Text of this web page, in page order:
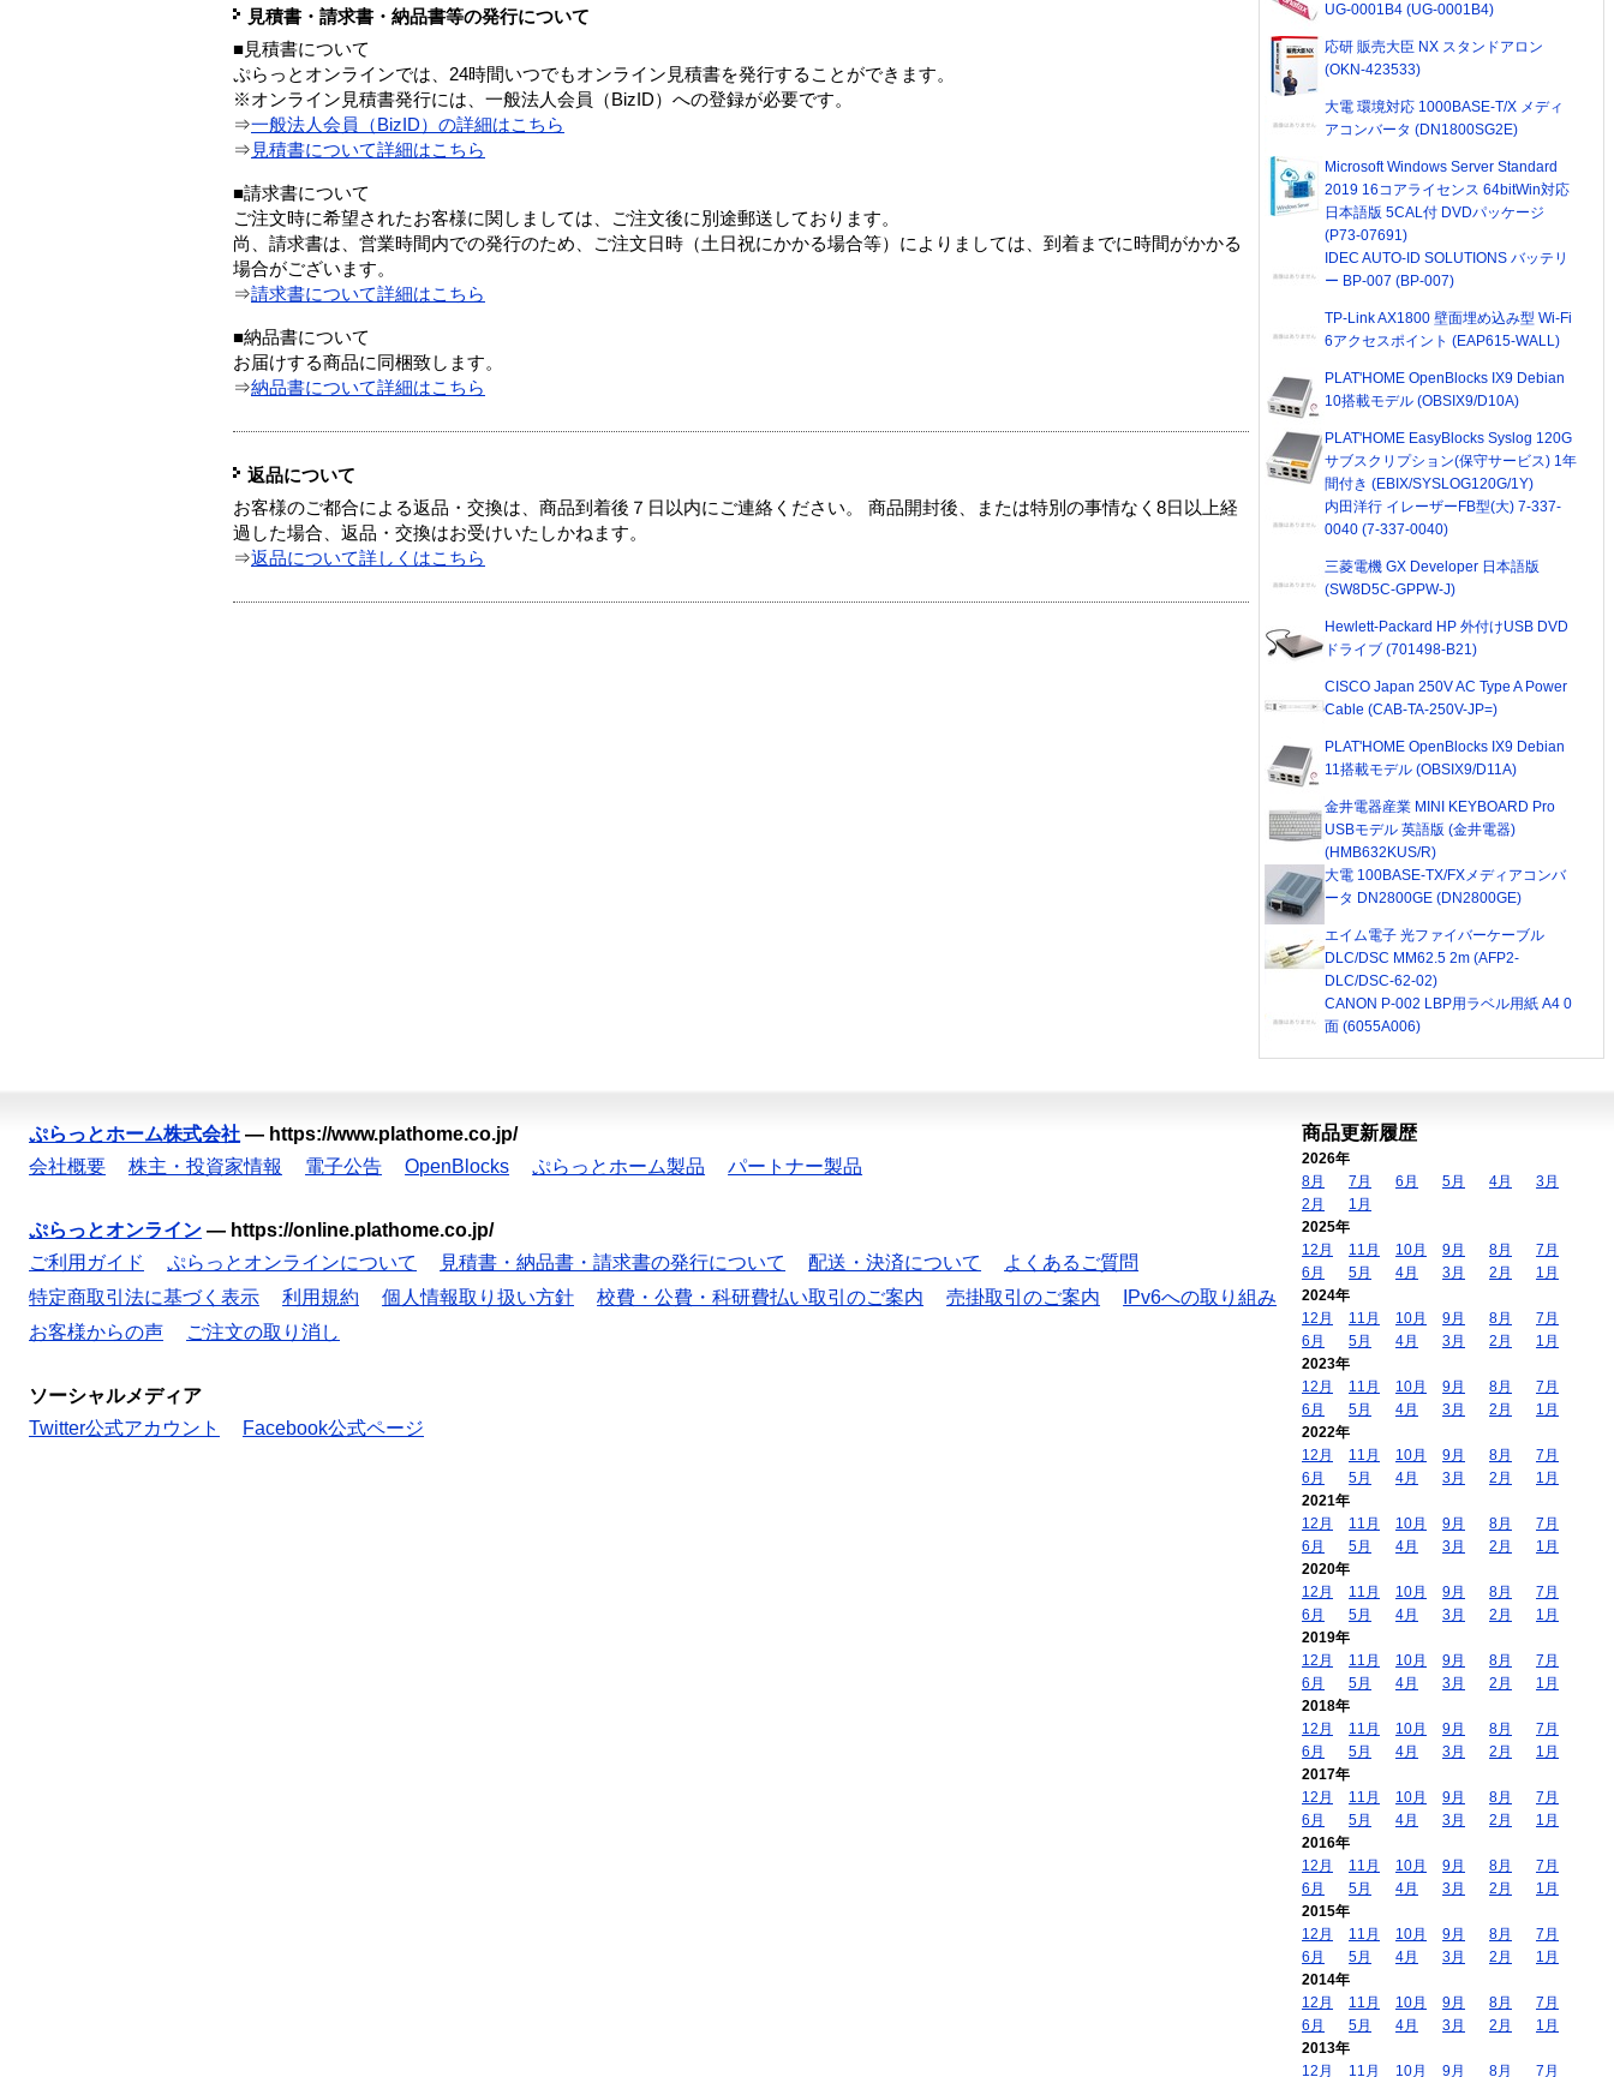
見積書・請求書・納品書等の発行について
■見積書について
ぷらっとオンラインでは、24時間いつでもオンライン見積書を発行することができます。
※オンライン見積書発行には、一般法人会員（BizID）への登録が必要です。
⇒一般法人会員（BizID）の詳細はこちら
⇒ 見積書について詳細はこちら
■請求書について
ご注文時に希望されたお客様に関しましては、ご注文後に別途郵送しております。
尚、請求書は、営業時間内での発行のため、ご注文日時（土日祝にかかる場合等）によりましては、到着までに時間がかかる
場合がございます。
⇒請求書について詳細はこちら
■納品書について
お届けする商品に同梱致します。
⇒納品書について詳細はこちら
返品について
お客様のご都合による返品・交換は、商品到着後７日以内にご連絡ください。 商品開封後、または特別の事情なく8日以上経
過した場合、返品・交換はお受けいたしかねます。
⇒返品について詳しくはこちら
UG-0001B4 (UG-0001B4)
応研 販売大臣 NX スタンドアロン
(OKN-423533)
大電 環境対応 1000BASE-T/X メディ
アコンバータ (DN1800SG2E)
Microsoft Windows Server Standard
2019 16コアライセンス 64bitWin対応
日本語版 5CAL付 DVDパッケージ
(P73-07691)
IDEC AUTO-ID SOLUTIONS バッテリ
ー BP-007 (BP-007)
TP-Link AX1800 壁面埋め込み型 Wi-Fi
6アクセスポイント (EAP615-WALL)
PLAT'HOME OpenBlocks IX9 Debian
10搭載モデル (OBSIX9/D10A)
PLAT'HOME EasyBlocks Syslog 120G
サブスクリプション(保守サービス) 1年
間付き (EBIX/SYSLOG120G/1Y)
内田洋行 イレーザーFB型(大) 7-337-
0040 (7-337-0040)
三菱電機 GX Developer 日本語版
(SW8D5C-GPPW-J)
Hewlett-Packard HP 外付けUSB DVD
ドライブ (701498-B21)
CISCO Japan 250V AC Type A Power
Cable (CAB-TA-250V-JP=)
PLAT'HOME OpenBlocks IX9 Debian
11搭載モデル (OBSIX9/D11A)
金井電器産業 MINI KEYBOARD Pro
USBモデル 英語版 (金井電器)
(HMB632KUS/R)
大電 100BASE-TX/FXメディアコンバ
ータ DN2800GE (DN2800GE)
エイム電子 光ファイバーケーブル
DLC/DSC MM62.5 2m (AFP2-
DLC/DSC-62-02)
CANON P-002 LBP用ラベル用紙 A4 0
面 (6055A006)
ぷらっとホーム株式会社 — https://www.plathome.co.jp/
会社概要
株主・投資家情報 電子公告 OpenBlocks ぷらっとホーム製品 パートナー製品
ぷらっとオンライン — https://online.plathome.co.jp/
ご利用ガイド
ぷらっとオンラインについて 見積書・納品書・請求書の発行について 配送・決済について
よくあるご質問
特定商取引法に基づく表示
利用規約 個人情報取り扱い方針 校費・公費・科研費払い取引のご案内 売掛取引のご案内
IPv6への取り組み
お客様からの声
ご注文の取り消し
ソーシャルメディア
Twitter公式アカウント
Facebook公式ページ
商品更新履歴
2026年
8月
7月 6月 5月 4月
3月
2月
1月
2025年
12月
11月 10月 9月 8月
7月
6月
5月 4月 3月 2月
1月
2024年
12月
11月 10月 9月 8月
7月
6月
5月 4月 3月 2月
1月
2023年
12月
11月 10月 9月 8月
7月
6月
5月 4月 3月 2月
1月
2022年
12月
11月 10月 9月 8月
7月
6月
5月 4月 3月 2月
1月
2021年
12月
11月 10月 9月 8月
7月
6月
5月 4月 3月 2月
1月
2020年
12月
11月 10月 9月 8月
7月
6月
5月 4月 3月 2月
1月
2019年
12月
11月 10月 9月 8月
7月
6月
5月 4月 3月 2月
1月
2018年
12月
11月 10月 9月 8月
7月
6月
5月 4月 3月 2月
1月
2017年
12月
11月 10月 9月 8月
7月
6月
5月 4月 3月 2月
1月
2016年
12月
11月 10月 9月 8月
7月
6月
5月 4月 3月 2月
1月
2015年
12月
11月 10月 9月 8月
7月
6月
5月 4月 3月 2月
1月
2014年
12月
11月 10月 9月 8月
7月
6月
5月 4月 3月 2月
1月
2013年
12月
11月 10月 9月 8月 7月